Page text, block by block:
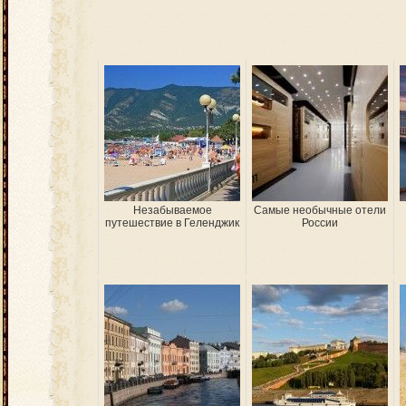
Незабываемое
путешествие в Геленджик
Самые необычные отели
России